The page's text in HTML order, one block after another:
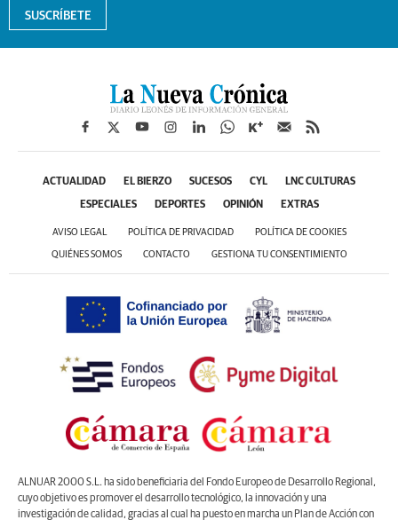
SUSCRÍBETE
ACTUALIDAD EL BIERZO SUCESOS CYL LNC CULTURAS
ESPECIALES DEPORTES OPINIÓN EXTRAS
AVISO LEGAL POLÍTICA DE PRIVACIDAD POLÍTICA DE COOKIES
QUIÉNES SOMOS CONTACTO GESTIONA TU CONSENTIMIENTO
ALNUAR 2000 S.L. ha sido beneficiaria del Fondo Europeo de Desarrollo Regional,
cuyo objetivo es promover el desarrollo tecnológico, la innovación y una
investigación de calidad, gracias al cual ha puesto en marcha un Plan de Acción con